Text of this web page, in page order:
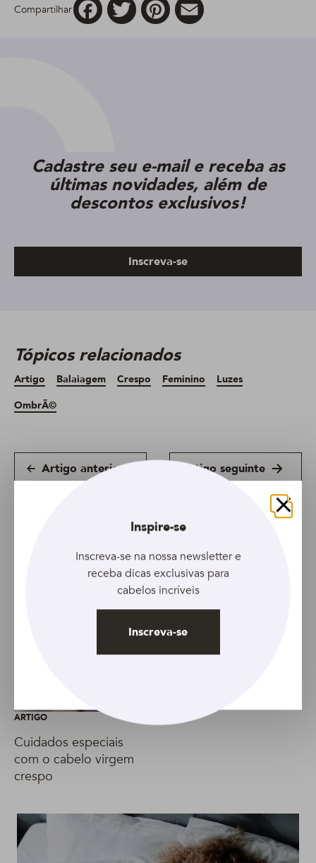
Compartilhar
Cadastre seu e-mail e receba as
últimas novidades, além de
descontos exclusivos!
Inscreva-se
Tópicos relacionados
Artigo Balaiagem Crespo Feminino
Luzes
OmbrÃ©
Artigo anterior Artigo seguinte
ARTIGO
Cuidados especiais
com o cabelo virgem
crespo
ARTIGO
Crescimento capilar:
Fechar
Inspire-se
Inscreva-se na nossa newsletter e
receba dicas exclusivas para
cabelos incríveis
Inscreva-se